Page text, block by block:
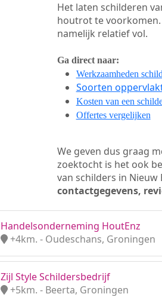
Het laten schilderen
houtrot te
namelijk relatief vol.
Ga direct naar:
Werkzaamheden
Soorten
Kosten van een
Offertes vergelijken
We geven dus graag
zoektocht is het ook
van schilders in
contactgegevens,
Handelsonderneming HoutEnz
+4km. - Oudeschans, Groningen
Zijl Style Schildersbedrijf
+5km. - Beerta, Groningen